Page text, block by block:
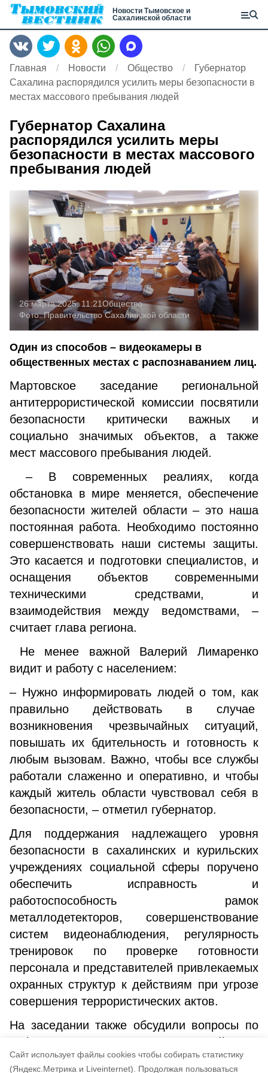
Cайт использует файлы cookies чтобы собирать статистику
(Яндекс.Метрика и Liveinternet).
Продолжая пользоваться
Новости Тымовское и
Сахалинской области
Главная Новости Общество
Губернатор
Сахалина распорядился усилить меры безопасности в
местах массового пребывания людей
Губернатор Сахалина
распорядился усилить меры
безопасности в местах массового
пребывания людей
26 марта 2025, 11:21Общество
Фото:Правительство Сахалинской области
Один из способов – видеокамеры в
общественных местах с распознаванием лиц.
Мартовское заседание региональной
антитеррористической комиссии посвятили
безопасности критически важных и
социально значимых объектов, а также
мест массового пребывания людей.
– В современных реалиях, когда
обстановка в мире меняется, обеспечение
безопасности жителей области – это наша
постоянная работа. Необходимо постоянно
совершенствовать наши системы защиты.
Это касается и подготовки специалистов, и
оснащения объектов современными
техническими средствами, и
взаимодействия между ведомствами, –
считает глава региона.
Не менее важной Валерий Лимаренко
видит и работу с населением:
– Нужно информировать людей о том, как
правильно действовать в случае
возникновения чрезвычайных ситуаций,
повышать их бдительность и готовность к
любым вызовам. Важно, чтобы все службы
работали слаженно и оперативно, и чтобы
каждый житель области чувствовал себя в
безопасности, – отметил губернатор.
Для поддержания надлежащего уровня
безопасности в сахалинских и курильских
учреждениях социальной сферы поручено
обеспечить исправность и
работоспособность рамок
металлодетекторов, совершенствование
систем видеонаблюдения, регулярность
тренировок по проверке готовности
персонала и представителей привлекаемых
охранных структур к действиям при угрозе
совершения террористических актов.
На заседании также обсудили вопросы по
информационному противодействию
идеологии терроризма и экстремизма и